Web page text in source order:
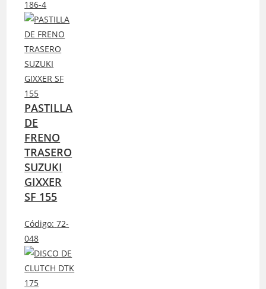
186-4
PASTILLA
DE
FRENO
TRASERO
SUZUKI
GIXXER
SF 155
Código: 72-
048